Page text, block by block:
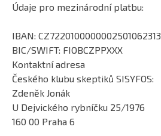
Údaje pro mezinárodní platbu:
IBAN: CZ7220100000002501062313
BIC/SWIFT: FIOBCZPPXXX
Kontaktní adresa
Českého klubu skeptiků SISYFOS:
Zdeněk Jonák
U Dejvického rybníčku 25/1976
160 00 Praha 6